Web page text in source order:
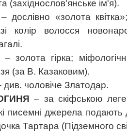
(західнослов'янське ім'я).
– дослівно «золота
колір волосся
– золота гірка;
(за В. Казаковим).
див. чоловіче Златодар.
– за скіфською
писемні джерела подають
Тартара (Підземного